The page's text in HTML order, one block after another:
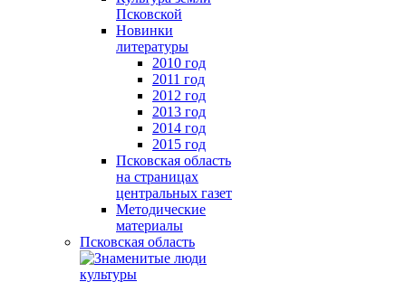
Псковской
Новинки
литературы
2010 год
2011 год
2012 год
2013 год
2014 год
2015 год
Псковская область
на страницах
центральных газет
Методические
материалы
Псковская область